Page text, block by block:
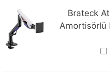
Brateck
Amortisörlü